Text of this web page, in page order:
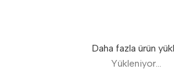
Daha fazla ürün
Yükleniyor...